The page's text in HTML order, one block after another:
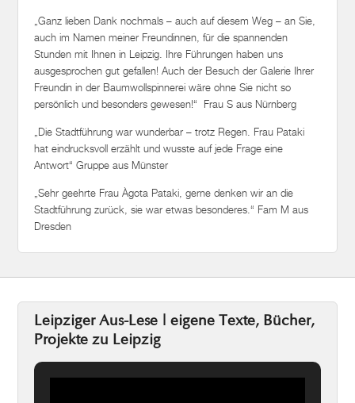
„Ganz lieben Dank nochmals – auch auf diesem Weg – an Sie,
auch im Namen meiner Freundinnen, für die spannenden
Stunden mit Ihnen in Leipzig. Ihre Führungen haben uns
ausgesprochen gut gefallen! Auch der Besuch der Galerie Ihrer
Freundin in der Baumwollspinnerei wäre ohne Sie nicht so
persönlich und besonders gewesen!“ Frau S aus Nürnberg
„Die Stadtführung war wunderbar – trotz Regen. Frau Pataki
hat eindrucksvoll erzählt und wusste auf jede Frage eine
Antwort“ Gruppe aus Münster
„Sehr geehrte Frau Àgota Pataki, gerne denken wir an die
Stadtführung zurück, sie war etwas besonderes.“ Fam M aus
Dresden
Leipziger Aus-Lese | eigene Texte, Bücher,
Projekte zu Leipzig